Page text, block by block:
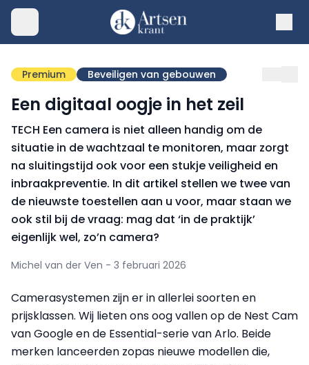
Premium Beveiligen van gebouwen
Een digitaal oogje in het zeil
TECH Een camera is niet alleen handig om de
situatie in de wachtzaal te monitoren, maar zorgt
na sluitingstijd ook voor een stukje veiligheid en
inbraakpreventie. In dit artikel stellen we twee van
de nieuwste toestellen aan u voor, maar staan we
ook stil bij de vraag: mag dat ‘in de praktijk’
eigenlijk wel, zo’n camera?
Michel van der Ven - 3 februari 2026
Camerasystemen zijn er in allerlei soorten en
prijsklassen. Wij lieten ons oog vallen op de Nest Cam
van Google en de Essential-serie van Arlo. Beide
merken lanceerden zopas nieuwe modellen die,